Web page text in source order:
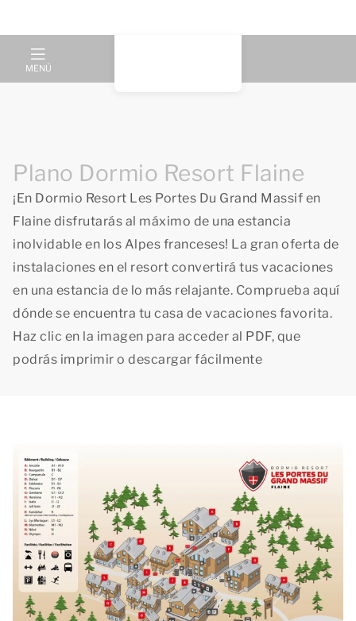
MENÚ
Plano Dormio Resort Flaine
¡En Dormio Resort Les Portes Du Grand Massif en
Flaine disfrutarás al máximo de una estancia
inolvidable en los Alpes franceses! La gran oferta de
instalaciones en el resort convertirá tus vacaciones
en una estancia de lo más relajante. Comprueba aquí
dónde se encuentra tu casa de vacaciones favorita.
Haz clic en la imagen para acceder al PDF, que
podrás imprimir o descargar fácilmente